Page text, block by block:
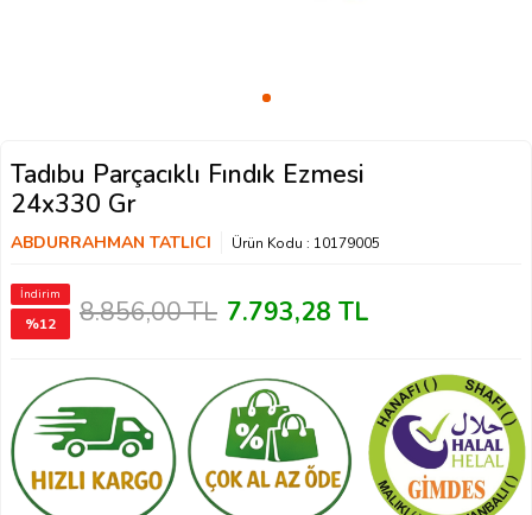
Tadıbu Parçacıklı Fındık Ezmesi
24x330 Gr
ABDURRAHMAN TATLICI Ürün Kodu : 10179005
İndirim
%12 8.856,00TL 7.793,28 TL